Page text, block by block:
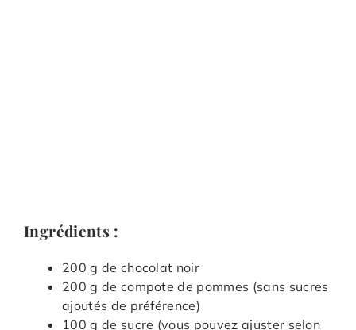
Ingrédients :
200 g de chocolat noir
200 g de compote de pommes (sans sucres
ajoutés de préférence)
100 g de sucre (vous pouvez ajuster selon